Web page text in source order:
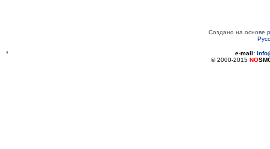
Создано на основе
* e-mail:
© 2000-2015 NO